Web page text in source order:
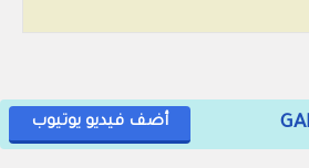
أضف فيديو يوتيوب